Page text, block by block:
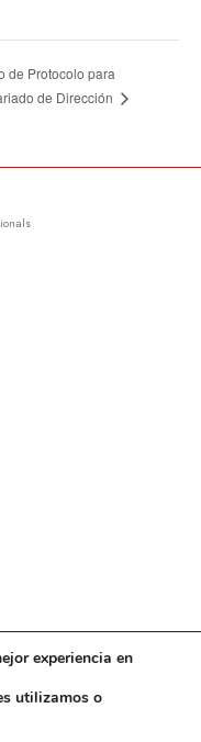
de Protocolo para
de Dirección
experiencia en
utilizamos o